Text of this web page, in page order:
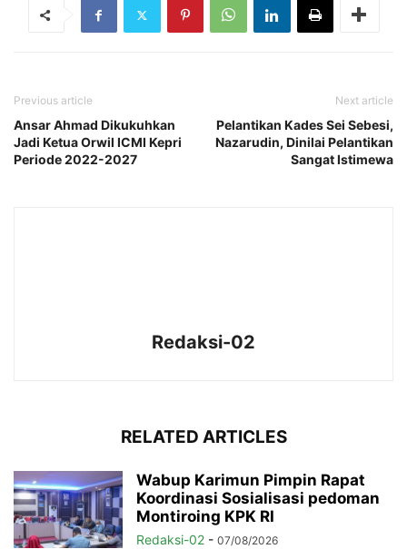
Previous article
Ansar Ahmad Dikukuhkan
Jadi Ketua Orwil ICMI Kepri
Periode 2022-2027
Next article
Pelantikan Kades Sei Sebesi,
Nazarudin, Dinilai Pelantikan
Sangat Istimewa
Redaksi-02
RELATED ARTICLES
Wabup Karimun Pimpin Rapat
Koordinasi Sosialisasi pedoman
Montiroing KPK RI
Redaksi-02 - 07/08/2026